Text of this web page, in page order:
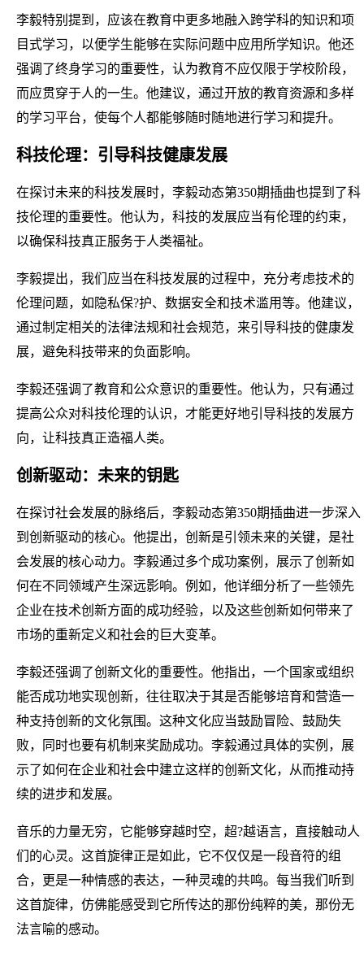
李毅特别提到，应该在教育中更多地融入跨学科的知识和项
目式学习，以便学生能够在实际问题中应用所学知识。他还
强调了终身学习的重要性，认为教育不应仅限于学校阶段，
而应贯穿于人的一生。他建议，通过开放的教育资源和多样
的学习平台，使每个人都能够随时随地进行学习和提升。
科技伦理：引导科技健康发展
在探讨未来的科技发展时，李毅动态第350期插曲也提到了科
技伦理的重要性。他认为，科技的发展应当有伦理的约束，
以确保科技真正服务于人类福祉。
李毅提出，我们应当在科技发展的过程中，充分考虑技术的
伦理问题，如隐私保?护、数据安全和技术滥用等。他建议，
通过制定相关的法律法规和社会规范，来引导科技的健康发
展，避免科技带来的负面影响。
李毅还强调了教育和公众意识的重要性。他认为，只有通过
提高公众对科技伦理的认识，才能更好地引导科技的发展方
向，让科技真正造福人类。
创新驱动：未来的钥匙
在探讨社会发展的脉络后，李毅动态第350期插曲进一步深入
到创新驱动的核心。他提出，创新是引领未来的关键，是社
会发展的核心动力。李毅通过多个成功案例，展示了创新如
何在不同领域产生深远影响。例如，他详细分析了一些领先
企业在技术创新方面的成功经验，以及这些创新如何带来了
市场的重新定义和社会的巨大变革。
李毅还强调了创新文化的重要性。他指出，一个国家或组织
能否成功地实现创新，往往取决于其是否能够培育和营造一
种支持创新的文化氛围。这种文化应当鼓励冒险、鼓励失
败，同时也要有机制来奖励成功。李毅通过具体的实例，展
示了如何在企业和社会中建立这样的创新文化，从而推动持
续的进步和发展。
音乐的力量无穷，它能够穿越时空，超?越语言，直接触动人
们的心灵。这首旋律正是如此，它不仅仅是一段音符的组
合，更是一种情感的表达，一种灵魂的共鸣。每当我们听到
这首旋律，仿佛能感受到它所传达的那份纯粹的美，那份无
法言喻的感动。